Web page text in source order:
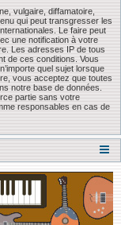
vulgaire, diffamatoire,
qui peut transgresser les
Le faire peut
une notification à votre
Les adresses IP de tous
de ces conditions. Vous
quel sujet lorsque
vous acceptez que toutes
notre base de données.
partie sans votre
responsables en cas de